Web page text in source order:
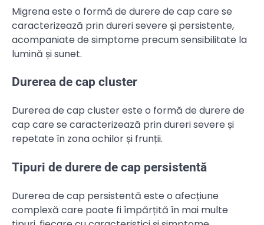
Migrena este o formă de durere de cap care se
caracterizează prin dureri severe și persistente,
acompaniate de simptome precum sensibilitate la
lumină și sunet.
Durerea de cap cluster
Durerea de cap cluster este o formă de durere de
cap care se caracterizează prin dureri severe și
repetate în zona ochilor și frunții.
Tipuri de durere de cap persistentă
Durerea de cap persistentă este o afecțiune
complexă care poate fi împărțită în mai multe